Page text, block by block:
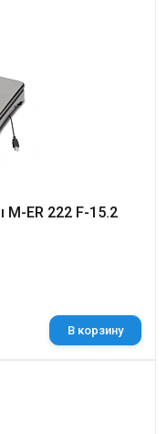
ER 222 F-15.2
В корзину